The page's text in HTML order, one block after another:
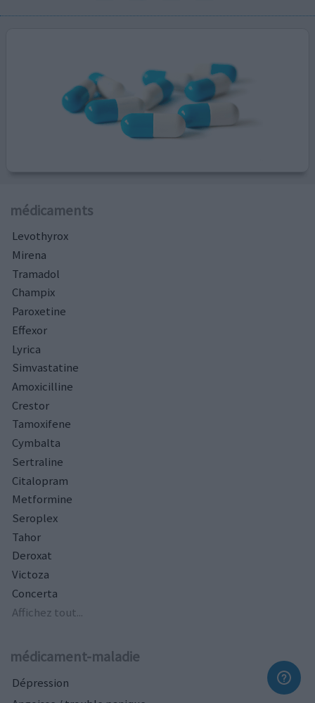
médicaments
Levothyrox
Mirena
Tramadol
Champix
Paroxetine
Effexor
Lyrica
Simvastatine
Amoxicilline
Crestor
Tamoxifene
Cymbalta
Sertraline
Citalopram
Metformine
Seroplex
Tahor
Deroxat
Victoza
Concerta
Affichez tout...
médicament-maladie
Dépression